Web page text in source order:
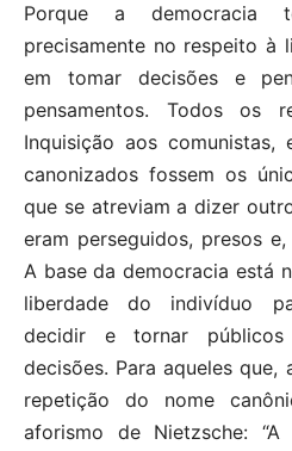
Porque a democracia
precisamente no respeito à
em tomar decisões e
pensamentos. Todos os
Inquisição aos comunistas,
canonizados fossem os
que se atreviam a dizer
eram perseguidos, presos
A base da democracia está
liberdade do indivíduo
decidir e tornar públicos
decisões. Para aqueles
repetição do nome
aforismo de Nietzsche: